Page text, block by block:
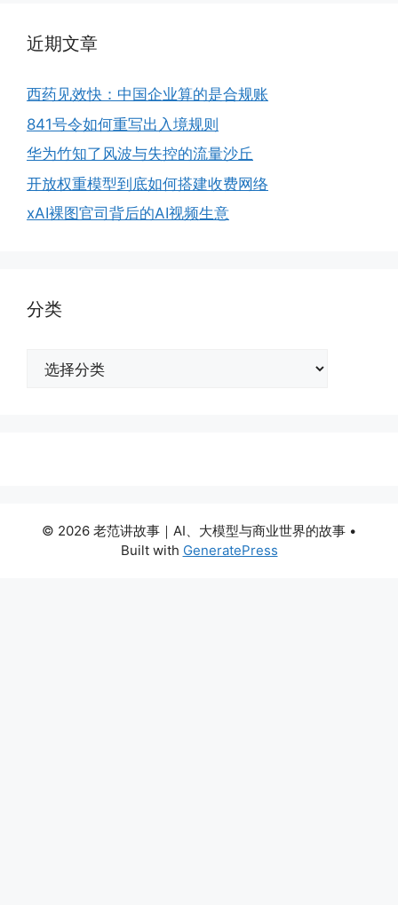
近期文章
西药见效快：中国企业算的是合规账
841号令如何重写出入境规则
华为竹知了风波与失控的流量沙丘
开放权重模型到底如何搭建收费网络
xAI裸图官司背后的AI视频生意
分类
© 2026 老范讲故事｜AI、大模型与商业世界的故事 •
Built with GeneratePress